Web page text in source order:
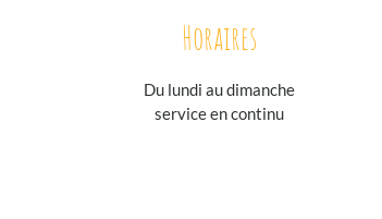
Horaires
Du lundi audimanche
service en continu